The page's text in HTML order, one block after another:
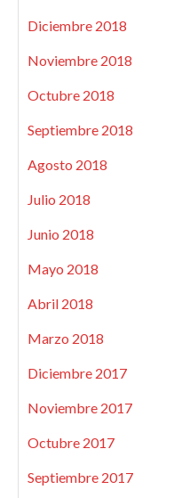
Diciembre 2018
Noviembre 2018
Octubre 2018
Septiembre 2018
Agosto 2018
Julio 2018
Junio 2018
Mayo 2018
Abril 2018
Marzo 2018
Diciembre 2017
Noviembre 2017
Octubre 2017
Septiembre 2017